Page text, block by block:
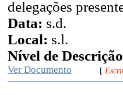
delegações
Data: s.d.
Local: s.l.
Nível de
Ver Documento [